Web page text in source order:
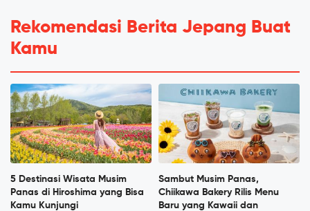
Rekomendasi Berita Jepang Buat
Kamu
5 Destinasi Wisata Musim
Panas di Hiroshima yang Bisa
Kamu Kunjungi
Sambut Musim Panas,
Chiikawa Bakery Rilis Menu
Baru yang Kawaii dan